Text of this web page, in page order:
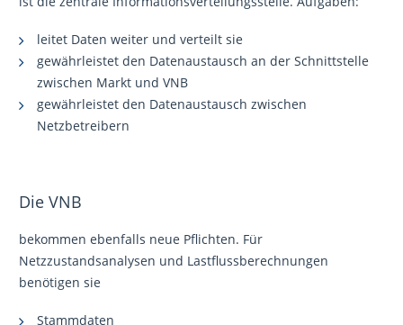
leitet Daten weiter und verteilt sie
gewährleistet den Datenaustausch an der Schnittstelle
zwischen Markt und VNB
gewährleistet den Datenaustausch zwischen
Netzbetreibern
Die VNB
bekommen ebenfalls neue Pflichten. Für
Netzzustandsanalysen und Lastflussberechnungen
benötigen sie
Stammdaten